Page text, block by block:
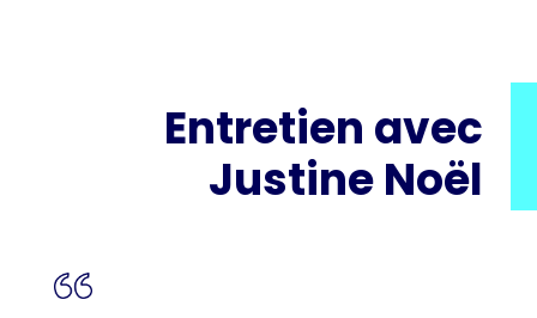
Entretien avec
Justine Noël